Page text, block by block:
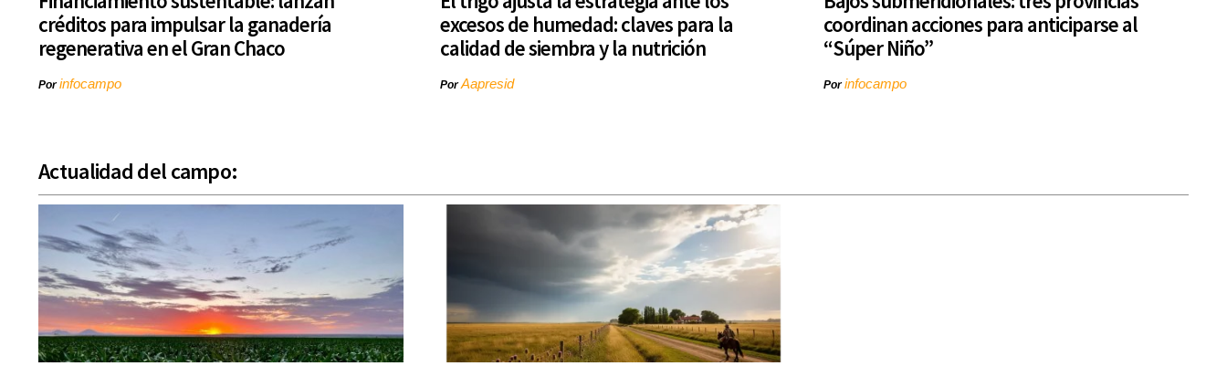
créditos para impulsar la ganadería
regenerativa en el Gran Chaco
Porinfocampo
excesos de humedad: claves para la
calidad de siembra y la nutrición
PorAapresid
coordinan acciones para anticiparse al
“Súper Niño”
Porinfocampo
Actualidad del campo: